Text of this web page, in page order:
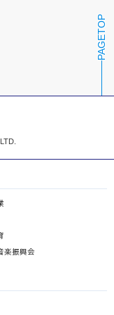
PAGETOP
楽振興会